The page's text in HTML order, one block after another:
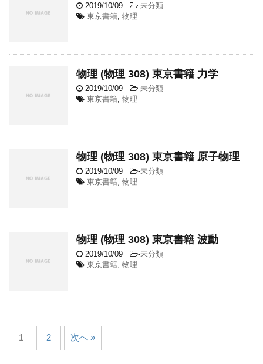
2019/10/09 -未分類
東京書籍 物理
物理 (物理 308) 東京書籍 力学
2019/10/09 -未分類
東京書籍 物理
物理 (物理 308) 東京書籍 原子物理
2019/10/09 -未分類
東京書籍 物理
物理 (物理 308) 東京書籍 波動
2019/10/09 -未分類
東京書籍 物理
1 2 次へ »